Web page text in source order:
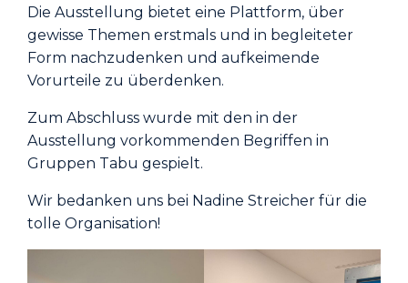
Die Ausstellung bietet eine Plattform, über
gewisse Themen erstmals und in begleiteter
Form nachzudenken und aufkeimende
Vorurteile zu überdenken.
Zum Abschluss wurde mit den in der
Ausstellung vorkommenden Begriffen in
Gruppen Tabu gespielt.
Wir bedanken uns bei Nadine Streicher für die
tolle Organisation!